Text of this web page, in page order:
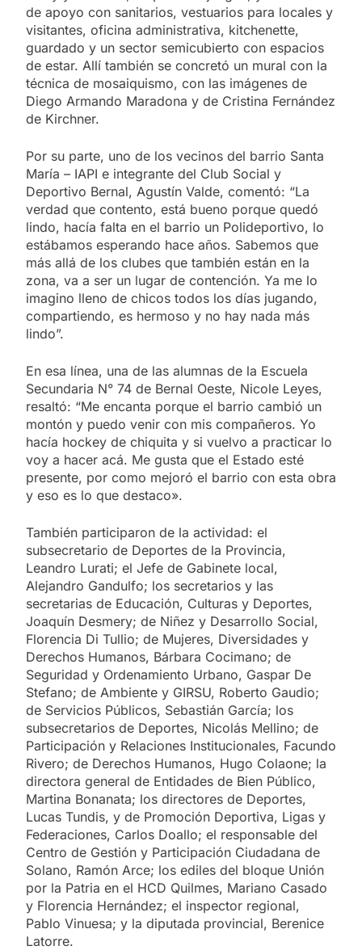
de apoyo con sanitarios, vestuarios para locales y
visitantes, oficina administrativa, kitchenette,
guardado y un sector semicubierto con espacios
de estar. Allí también se concretó un mural con la
técnica de mosaiquismo, con las imágenes de
Diego Armando Maradona y de Cristina Fernández
de Kirchner.
Por su parte, uno de los vecinos del barrio Santa
María – IAPI e integrante del Club Social y
Deportivo Bernal, Agustín Valde, comentó: “La
verdad que contento, está bueno porque quedó
lindo, hacía falta en el barrio un Polideportivo, lo
estábamos esperando hace años. Sabemos que
más allá de los clubes que también están en la
zona, va a ser un lugar de contención. Ya me lo
imagino lleno de chicos todos los días jugando,
compartiendo, es hermoso y no hay nada más
lindo”.
En esa línea, una de las alumnas de la Escuela
Secundaria N° 74 de Bernal Oeste, Nicole Leyes,
resaltó: “Me encanta porque el barrio cambió un
montón y puedo venir con mis compañeros. Yo
hacía hockey de chiquita y si vuelvo a practicar lo
voy a hacer acá. Me gusta que el Estado esté
presente, por como mejoró el barrio con esta obra
y eso es lo que destaco».
También participaron de la actividad: el
subsecretario de Deportes de la Provincia,
Leandro Lurati; el Jefe de Gabinete local,
Alejandro Gandulfo; los secretarios y las
secretarias de Educación, Culturas y Deportes,
Joaquín Desmery; de Niñez y Desarrollo Social,
Florencia Di Tullio; de Mujeres, Diversidades y
Derechos Humanos, Bárbara Cocimano; de
Seguridad y Ordenamiento Urbano, Gaspar De
Stefano; de Ambiente y GIRSU, Roberto Gaudio;
de Servicios Públicos, Sebastián García; los
subsecretarios de Deportes, Nicolás Mellino; de
Participación y Relaciones Institucionales, Facundo
Rivero; de Derechos Humanos, Hugo Colaone; la
directora general de Entidades de Bien Público,
Martina Bonanata; los directores de Deportes,
Lucas Tundis, y de Promoción Deportiva, Ligas y
Federaciones, Carlos Doallo; el responsable del
Centro de Gestión y Participación Ciudadana de
Solano, Ramón Arce; los ediles del bloque Unión
por la Patria en el HCD Quilmes, Mariano Casado
y Florencia Hernández; el inspector regional,
Pablo Vinuesa; y la diputada provincial, Berenice
Latorre.